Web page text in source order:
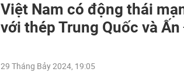
Việt Nam có động thái
với thép Trung Quốc và
29 Tháng Bảy 2024, 19:05